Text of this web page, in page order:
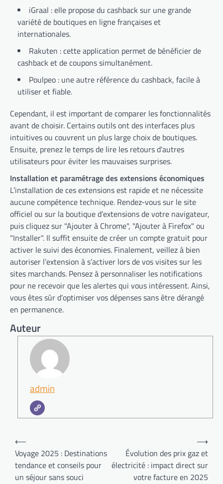
iGraal : elle propose du cashback sur une grande
variété de boutiques en ligne françaises et
internationales.
Rakuten : cette application permet de bénéficier de
cashback et de coupons simultanément.
Poulpeo : une autre référence du cashback, facile à
utiliser et fiable.
Cependant, il est important de comparer les fonctionnalités
avant de choisir. Certains outils ont des interfaces plus
intuitives ou couvrent un plus large choix de boutiques.
Ensuite, prenez le temps de lire les retours d’autres
utilisateurs pour éviter les mauvaises surprises.
Installation et paramétrage des extensions économiques
L’installation de ces extensions est rapide et ne nécessite
aucune compétence technique. Rendez-vous sur le site
officiel ou sur la boutique d’extensions de votre navigateur,
puis cliquez sur "Ajouter à Chrome", "Ajouter à Firefox" ou
"Installer". Il suffit ensuite de créer un compte gratuit pour
activer le suivi des économies. Finalement, veillez à bien
autoriser l’extension à s’activer lors de vos visites sur les
sites marchands. Pensez à personnaliser les notifications
pour ne recevoir que les alertes qui vous intéressent. Ainsi,
vous êtes sûr d’optimiser vos dépenses sans être dérangé
en permanence.
Auteur
admin
Navigation
de
l’article
⟵
Voyage 2025 : Destinations
tendance et conseils pour
un séjour sans souci
Évolution des prix gaz et
électricité : impact direct sur
votre facture en 2025
⟶